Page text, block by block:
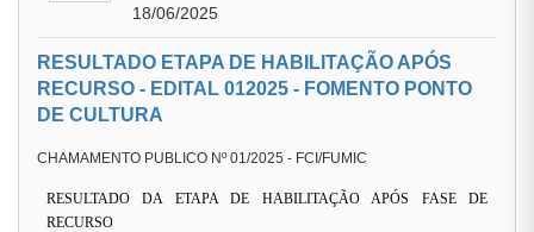
18/06/2025
RESULTADO ETAPA DE HABILITAÇÃO APÓS
RECURSO - EDITAL 012025 - FOMENTO PONTO
DE CULTURA
CHAMAMENTO PUBLICO Nº 01/2025 - FCI/FUMIC
RESULTADO DA ETAPA DE HABILITAÇÃO APÓS FASE DE
RECURSO